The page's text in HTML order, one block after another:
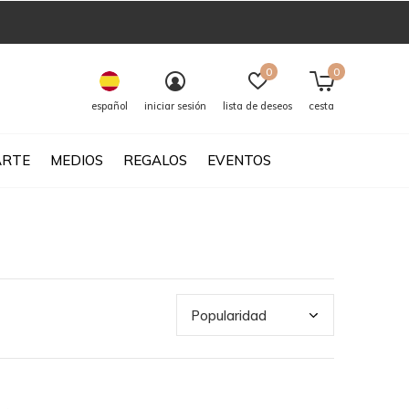
MEDIOS REGALOS EVENTOS
español iniciar sesión lista de deseos
0
cesta
0